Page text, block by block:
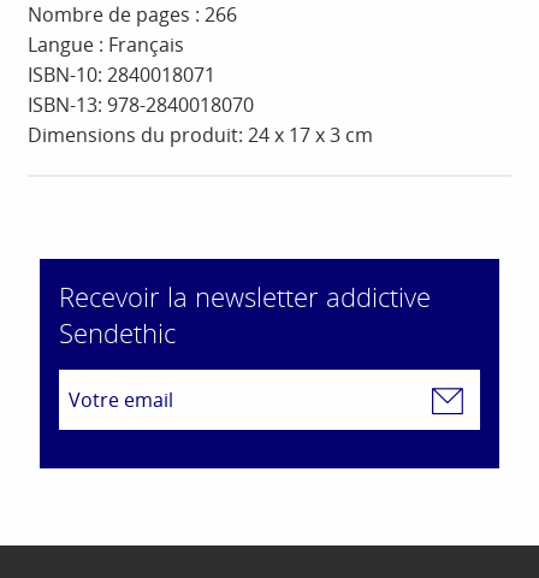
Nombre de pages : 266
Langue : Français
ISBN-10: 2840018071
ISBN-13: 978-2840018070
Dimensions du produit: 24 x 17 x 3 cm
Recevoir la newsletter addictive
Sendethic